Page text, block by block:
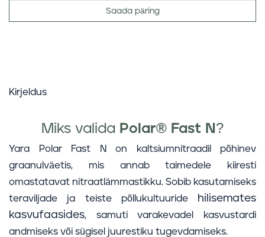
Saada päring
Kirjeldus
Miks valida Polar® Fast N ?
Yara Polar Fast N on kaltsiumnitraadil põhinev
graanulväetis, mis annab taimedele kiiresti
omastatavat nitraatlämmastikku. Sobib kasutamiseks
teraviljade ja teiste põllukultuuride
hilisemates
kasvufaasides, samuti varakevadel kasvustardi
andmiseks või sügisel juurestiku tugevdamiseks.